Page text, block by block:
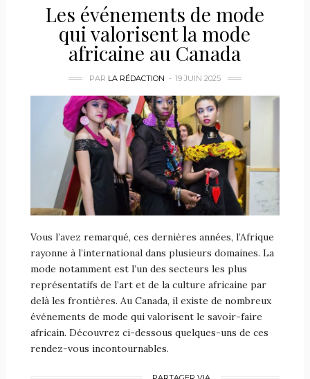
Les événements de mode
qui valorisent la mode
africaine au Canada
PAR LA RÉDACTION 19 JUIN 2025
Vous l’avez remarqué, ces dernières années, l’Afrique
rayonne à l’international dans plusieurs domaines. La
mode notamment est l’un des secteurs les plus
représentatifs de l’art et de la culture africaine par
delà les frontières. Au Canada, il existe de nombreux
événements de mode qui valorisent le savoir-faire
africain. Découvrez ci-dessous quelques-uns de ces
rendez-vous incontournables.